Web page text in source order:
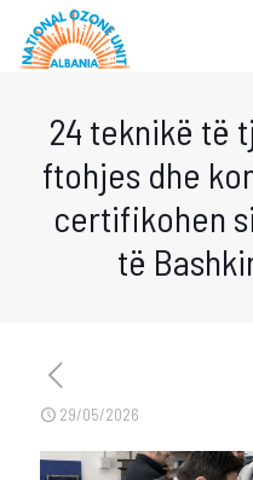
24 teknikë të
ftohjes dhe
certifikohen
të
29/05/2026